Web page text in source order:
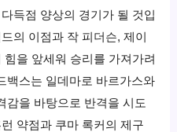
득점 양상의 경기가 될 것입
의 이점과 작 피더슨, 제이
을 앞세워 승리를 가져가려
백스는 일데마로 바르가스와
감을 바탕으로 반격을 시도
약점과 쿠마 록커의 제구